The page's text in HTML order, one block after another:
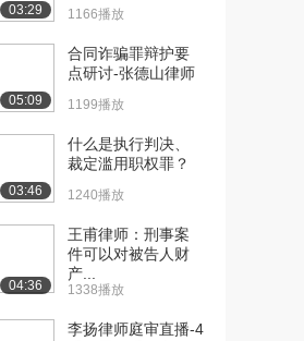
03:29 1166播放
05:09
合同诈骗罪辩护要
点研讨-张德山律师
1199播放
03:46
什么是执行判决、
裁定滥用职权罪？
1240播放
04:36
王甫律师：刑事案
件可以对被告人财
产...
1338播放
李扬律师庭审直播-4